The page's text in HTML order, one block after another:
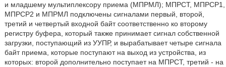
и младшему мультиплексору приема (МПРМЛ); МПРСТ, МПРСР1,
МПРСР2 и МПРМЛ подключены сигналами первый, второй,
третий и четвертый входной байт соответственно ко второму
регистру буфера, который также принимает сигнал собственной
загрузки, поступающий из УУПР, и вырабатывает четыре сигнала
байт приема, которые поступают на выход из устройства, из
которых: второй дополнительно поступает на МПРСТ, третий - на